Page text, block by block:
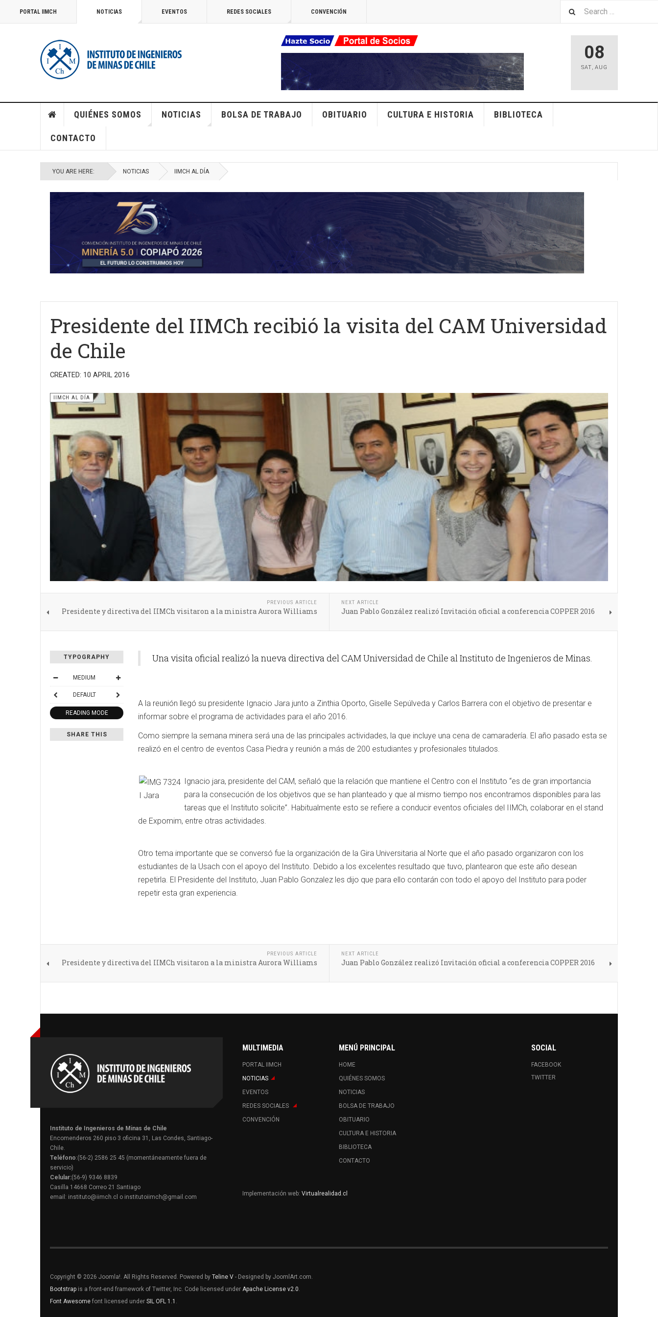
PORTAL IIMCH NOTICIAS EVENTOS REDES SOCIALES CONVENCIÓN
08
SAT, AUG
QUIÉNES SOMOS NOTICIAS BOLSA DE TRABAJO OBITUARIO CULTURA E HISTORIA BIBLIOTECA
CONTACTO
YOU ARE HERE: NOTICIAS IIMCH AL DÍA
Presidente del IIMCh recibió la visita del CAM Universidad
de Chile
CREATED: 10 APRIL 2016
IIMCH AL DÍA
PREVIOUS ARTICLE
Presidente y directiva del IIMCh visitaron a la ministra Aurora Williams
NEXT ARTICLE
Juan Pablo González realizó Invitación oficial a conferencia COPPER 2016
TYPOGRAPHY
MEDIUM
DEFAULT
READING MODE
SHARE THIS
Una visita oficial realizó la nueva directiva del CAM Universidad de Chile al Instituto de Ingenieros de Minas.
A la reunión llegó su presidente Ignacio Jara junto a Zinthia Oporto, Giselle Sepúlveda y Carlos Barrera con el objetivo de presentar e
informar sobre el programa de actividades para el año 2016.
Como siempre la semana minera será una de las principales actividades, la que incluye una cena de camaradería. El año pasado esta se
realizó en el centro de eventos Casa Piedra y reunión a más de 200 estudiantes y profesionales titulados.
Ignacio jara, presidente del CAM, señaló que la relación que mantiene el Centro con el Instituto “es de gran importancia
para la consecución de los objetivos que se han planteado y que al mismo tiempo nos encontramos disponibles para las
tareas que el Instituto solicite”. Habitualmente esto se refiere a conducir eventos oficiales del IIMCh, colaborar en el stand
de Expomim, entre otras actividades.
Otro tema importante que se conversó fue la organización de la Gira Universitaria al Norte que el año pasado organizaron con los
estudiantes de la Usach con el apoyo del Instituto. Debido a los excelentes resultado que tuvo, plantearon que este año desean
repetirla. El Presidente del Instituto, Juan Pablo Gonzalez les dijo que para ello contarán con todo el apoyo del Instituto para poder
repetir esta gran experiencia.
PREVIOUS ARTICLE
Presidente y directiva del IIMCh visitaron a la ministra Aurora Williams
NEXT ARTICLE
Juan Pablo González realizó Invitación oficial a conferencia COPPER 2016
Instituto de Ingenieros de Minas de Chile
Encomenderos 260 piso 3 oficina 31, Las Condes, Santiago-
Chile.
Teléfono:(56-2) 2586 25 45 (momentáneamente fuera de
servicio)
Celular:(56-9) 9346 8839
Casilla 14668 Correo 21 Santiago
email: instituto@iimch.cl o institutoiimch@gmail.com
MULTIMEDIA
PORTAL IIMCH
NOTICIAS
EVENTOS
REDES SOCIALES
CONVENCIÓN
MENÚ PRINCIPAL
HOME
QUIÉNES SOMOS
NOTICIAS
BOLSA DE TRABAJO
OBITUARIO
CULTURA E HISTORIA
BIBLIOTECA
CONTACTO
SOCIAL
FACEBOOK
TWITTER
Implementación web:Virtualrealidad.cl
Copyright © 2026 Joomla!. All Rights Reserved. Powered by Teline V - Designed by JoomlArt.com.
Bootstrap is a front-end framework of Twitter, Inc. Code licensed under Apache License v2.0.
Font Awesome font licensed under SIL OFL 1.1 .